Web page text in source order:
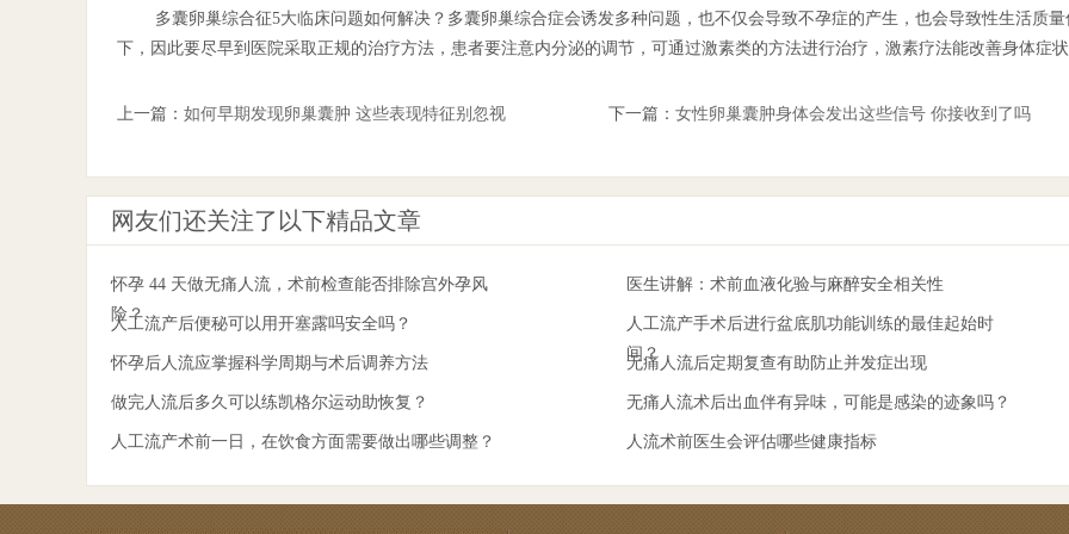
多囊卵巢综合征5大临床问题如何解决？多囊卵巢综合症会诱发多种问题，也不仅会导致不孕症的产生，也会导致性生活质量
下，因此要尽早到医院采取正规的治疗方法，患者要注意内分泌的调节，可通过激素类的方法进行治疗，激素疗法能改善身体症
上一篇： 如何早期发现卵巢囊肿 这些表现特征别忽视 下一篇： 女性卵巢囊肿身体会发出这些信号 你接收到了吗
网友们还关注了以下精品文章
怀孕 44 天做无痛人流，术前检查能否排除宫外孕风
险？
医生讲解：术前血液化验与麻醉安全相关性
人工流产后便秘可以用开塞露吗安全吗？
人工流产手术后进行盆底肌功能训练的最佳起始时
间？
怀孕后人流应掌握科学周期与术后调养方法 无痛人流后定期复查有助防止并发症出现
做完人流后多久可以练凯格尔运动助恢复？ 无痛人流术后出血伴有异味，可能是感染的迹象吗？
人工流产术前一日，在饮食方面需要做出哪些调整？ 人流术前医生会评估哪些健康指标